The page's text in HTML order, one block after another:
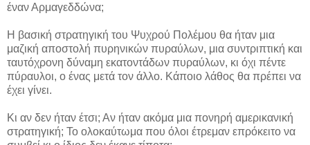
έναν Αρμαγεδδώνα;
Η βασική στρατηγική του Ψυχρού Πολέμου θα ήταν μια
μαζική αποστολή πυρηνικών πυραύλων, μια συντριπτική και
ταυτόχρονη δύναμη εκατοντάδων πυραύλων, κι όχι πέντε
πύραυλοι, ο ένας μετά τον άλλο. Κάποιο λάθος θα πρέπει να
έχει γίνει.
Κι αν δεν ήταν έτσι; Αν ήταν ακόμα μια πονηρή αμερικανική
στρατηγική; Το ολοκαύτωμα που όλοι έτρεμαν επρόκειτο να